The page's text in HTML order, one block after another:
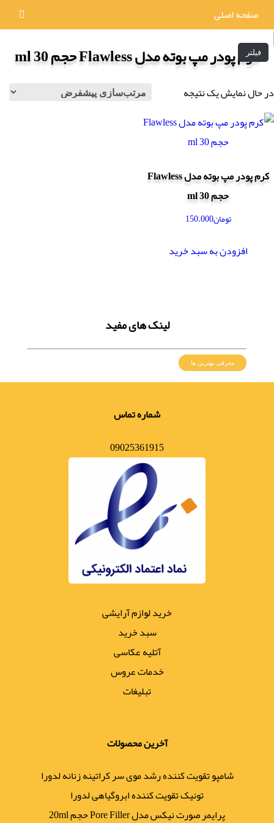
صفحه اصلی
فیلتر
کرم پودر مپ بوته مدل Flawless حجم 30 ml
در حال نمایش یک نتیجه
کرم پودر مپ بوته مدل Flawless
حجم 30 ml
تومان150.000
افزودن به سبد خرید
لینک های مفید
معرفی بهترین ها
شماره تماس
09025361915
خرید لوازم آرایشی
سبد خرید
آتلیه عکاسی
خدمات عروس
تبلیغات
آخرین محصولات
شامپو تقویت کننده رشد موی سر کراتینه زنانه لدورا
تونیک تقویت کننده ابروگیاهی لدورا
پرایمر صورت نیکس مدل Pore Filler حجم 20ml